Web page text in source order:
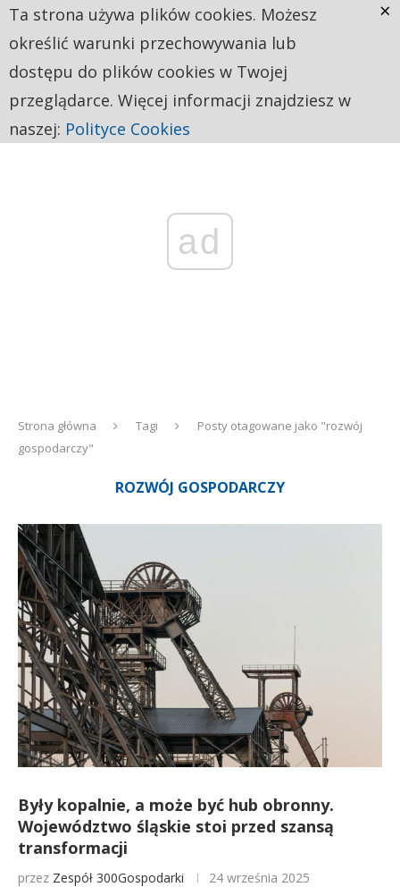
ad
Strona główna Tagi
Posty otagowane jako "rozwój
gospodarczy"
ROZWÓJ GOSPODARCZY
Były kopalnie, a może być hub obronny.
Województwo śląskie stoi przed szansą
transformacji
przez Zespół 300Gospodarki 24 września 2025
Ta strona używa plików cookies. Możesz
określić warunki przechowywania lub
dostępu do plików cookies w Twojej
przeglądarce. Więcej informacji znajdziesz w
naszej: Polityce Cookies
×